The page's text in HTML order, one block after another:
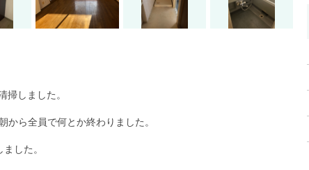
掃しました。
から全員で何とか終わりました。
した。